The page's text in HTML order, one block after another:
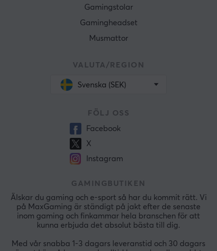
Gamingstolar
Gamingheadset
Musmattor
VALUTA/REGION
Svenska (SEK)
FÖLJ OSS
Facebook
X
Instagram
GAMINGBUTIKEN
Älskar du gaming och e-sport så har du kommit rätt. Vi
på MaxGaming är ständigt på jakt efter de senaste
inom gaming och finkammar hela branschen för att
kunna erbjuda det absolut bästa till dig.
Med vår snabba 1-3 dagars leveranstid och 30 dagars